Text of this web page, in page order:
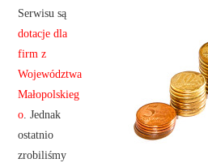
Serwisu są
dotacje dla
firm z
Województwa
Małopolskieg
o. Jednak
ostatnio
zrobiliśmy